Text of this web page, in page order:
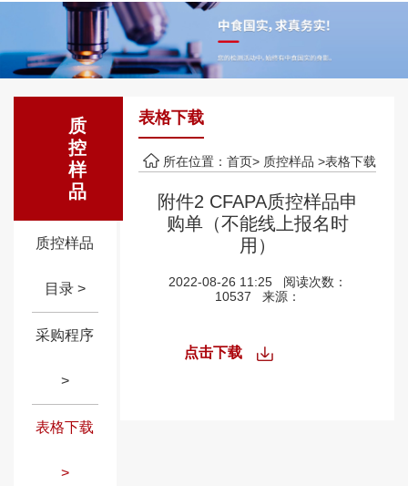
质
控
样
品
质控样品
目录 >
采购程序
>
表格下载
>
表格下载
所在位置：首页> 质控样品 >表格下载
附件2 CFAPA质控样品申
购单（不能线上报名时
用）
2022-08-26 11:25
阅读次数：
10537
来源：
点击下载